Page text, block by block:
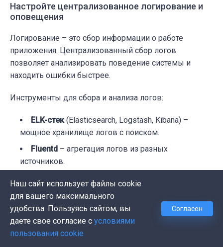
Настройте централизованное логирование и
оповещения
Логирование – это сбор информации о работе
приложения. Централизованный сбор логов
позволяет анализировать поведение системы и
находить ошибки быстрее.
Инструменты для сбора и анализа логов:
ELK-стек(Elasticsearch, Logstash, Kibana) –
мощное хранилище логов с поиском.
Fluentd – агрегация логов из разных
источников.
– продвинутая система логирования.
Как они работают:
Логи собираются из всех частей приложения
(серверы, микросервисы, БД).
Наш сайт использует файлы cookie
для вашего максимального
удобства. Пользуясь сайтом, вы
даете свое согласие с условиями
пользования cookie
Согласен